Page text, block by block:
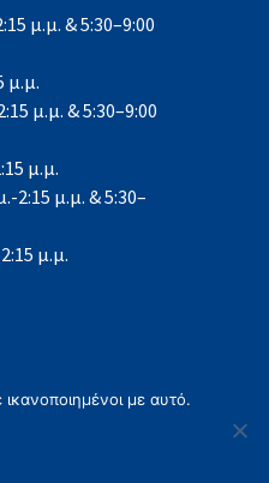
μ.μ. & 5:30–9:00
μ.μ.
μ.μ. & 5:30–9:00
μ.μ.
2:15 μ.μ. & 5:30–
μ.μ.
με αυτό.